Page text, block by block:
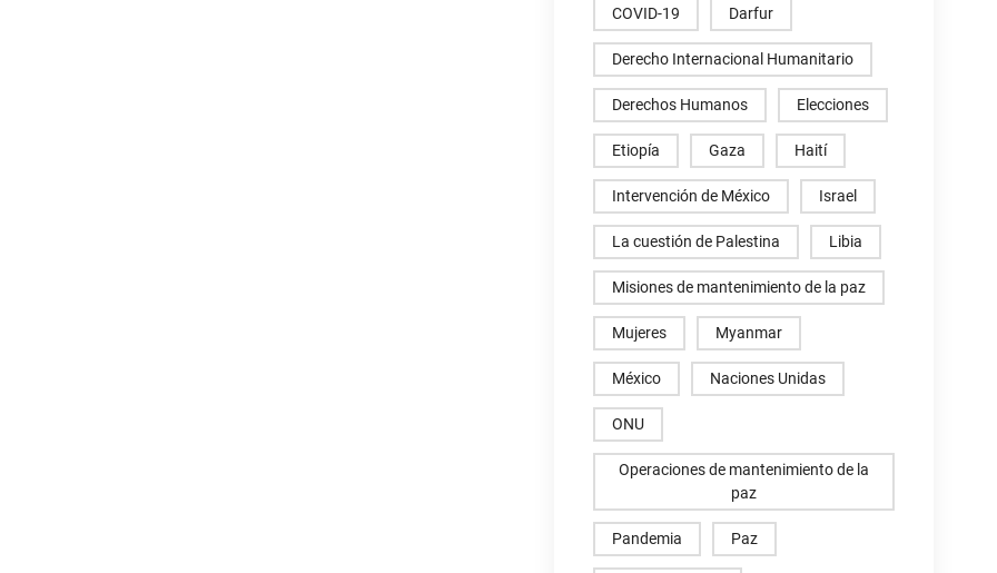
COVID-19 Darfur
Derecho Internacional Humanitario
Derechos Humanos Elecciones
Etiopía Gaza Haití
Intervención de México Israel
La cuestión de Palestina Libia
Misiones de mantenimiento de la paz
Mujeres Myanmar
México Naciones Unidas
ONU
Operaciones de mantenimiento de la
paz
Pandemia Paz